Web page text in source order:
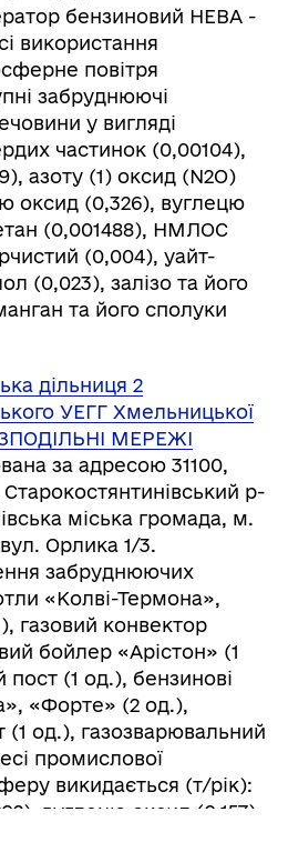
бензиновий HEBA -
використання
повітря
забруднюючі
у вигляді
частинок (0,00104),
азоту (1) оксид (N2O)
оксид (0,326), вуглецю
(0,001488), НМЛОС
(0,004), уайт-
(0,023), залізо та його
та його сполуки
дільниця 2
УЕГГ Хмельницької
МЕРЕЖІ
за адресою 31100,
р-
міська громада, м.
Орлика 1/3.
забруднюючих
«Колві-Термона»,
газовий конвектор
бойлер «Арістон» (1
(1 од.), бензинові
«Форте» (2 од.),
(1 од.), газозварювальний
промислової
викидається (т/рік):
вуглецю оксид (0,157),